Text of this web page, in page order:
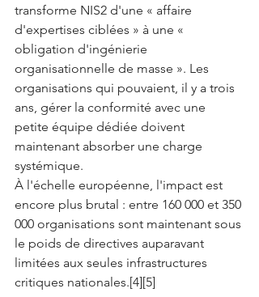
transforme NIS2 d'une « affaire
d'expertises ciblées » à une «
obligation d'ingénierie
organisationnelle de masse ». Les
organisations qui pouvaient, il y a trois
ans, gérer la conformité avec une
petite équipe dédiée doivent
maintenant absorber une charge
systémique.
À l'échelle européenne, l'impact est
encore plus brutal : entre 160 000 et 350
000 organisations sont maintenant sous
le poids de directives auparavant
limitées aux seules infrastructures
critiques nationales.[4][5]